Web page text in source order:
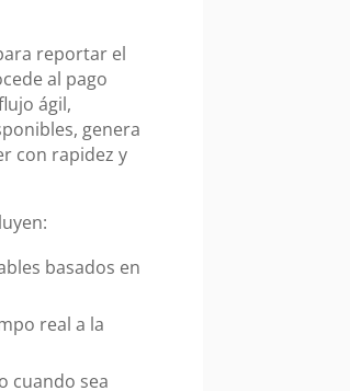
reportar el
al pago
ágil,
genera
con rapidez y
basados en
real a la
cuando sea